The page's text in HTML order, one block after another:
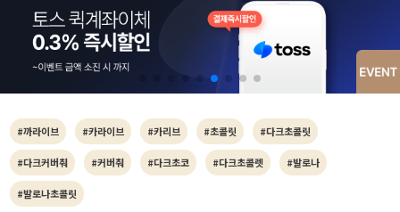
#까라이브 #카라이브 #카리브 #초콜릿 #다크초콜릿
#다크커버춰 #커버춰 #다크초코 #다크초콜렛 #발로나
#발로나초콜릿